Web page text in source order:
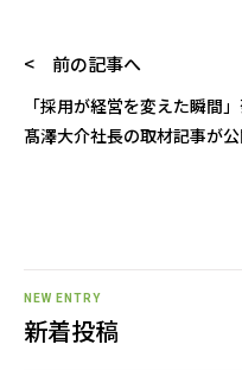
< 前の記事へ
「採用が経営を変えた瞬間
髙澤大介社長の取材記事が
NEW ENTRY
新着投稿